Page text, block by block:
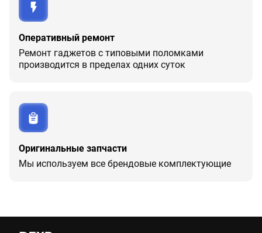
Оперативный ремонт
Ремонт гаджетов с типовыми поломками
производится в пределах одних суток
Оригинальные запчасти
Мы используем все брендовые комплектующие